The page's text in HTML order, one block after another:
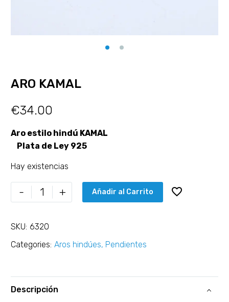
ARO KAMAL
€34.00
Aro estilo hindú KAMAL
Plata de Ley 925
Hay existencias
- + Añadir al Carrito
SKU: 6320
Categories: Aros hindúes, Pendientes
Descripción